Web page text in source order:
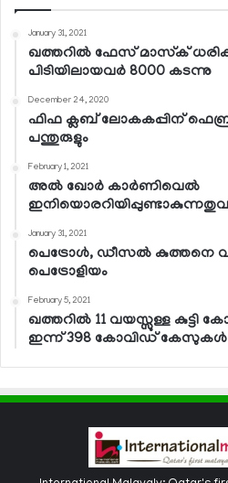
January 31, 2021
ഖത്തറില്‍ ഫേസ് മാസ്‌ക്
പിടിയിലായവര്‍ 8000 കടന്നു
December 24, 2020
ഫിഫ ക്ലബ് ലോകകപ്പിന്
പന്തുരുളും
February 1, 2021
അല്‍ ഖോര്‍ കാര്‍ണിവെല്‍
January 31, 2021
പെട്രോള്‍, ഡീസല്‍ കുത്തനെ
പെട്രോളിയം
February 5, 2021
ഖത്തറില്‍ 11 വയസ്സുള്ള കുട്ടി
ഇന്ന് 398 കോവിഡ് കേസുകള്‍